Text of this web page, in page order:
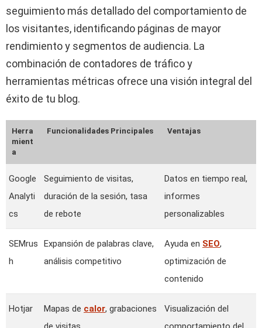
seguimiento más detallado del comportamiento de
los visitantes, identificando páginas de mayor
rendimiento y segmentos de audiencia. La
combinación de contadores de tráfico y
herramientas métricas ofrece una visión integral del
éxito de tu blog.
Herra
mient
a
Funcionalidades Principales Ventajas
Google
Analyti
cs
Seguimiento de visitas,
duración de la sesión, tasa
de rebote
Datos en tiempo real,
informes
personalizables
SEMrus
h
Expansión de palabras clave,
análisis competitivo
Ayuda en SEO,
optimización de
contenido
Hotjar Mapas de calor, grabaciones
Visualización del